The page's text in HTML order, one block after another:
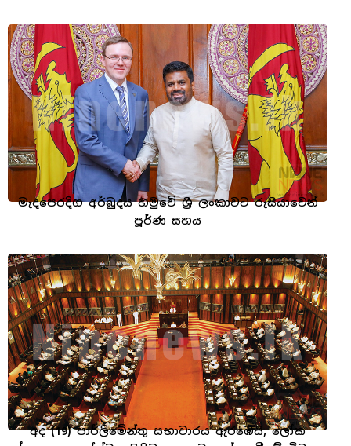
මැදපෙරදිග අර්බුදය හමුවේ ශ්‍රී ලංකාවට රුසියාවෙන්
පූර්ණ සහය
අද (19) පාර්ලිමේන්තු සභාවාරය ඇරඹෙයි, ලෝක